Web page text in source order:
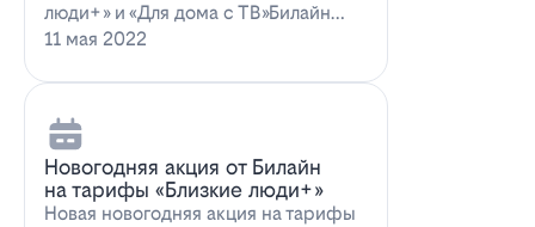
люди+» и «Для дома с ТВ»Билайн
предлагает выг…
11 мая 2022
Новогодняя акция от Билайн
на тарифы «Близкие люди+»
Новая новогодняя акция на тарифы